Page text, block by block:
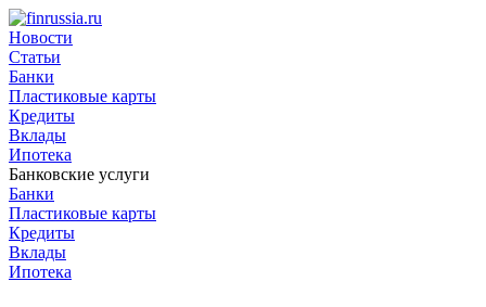
Новости
Статьи
Банки
Пластиковые карты
Кредиты
Вклады
Ипотека
Банковские услуги
Банки
Пластиковые карты
Кредиты
Вклады
Ипотека